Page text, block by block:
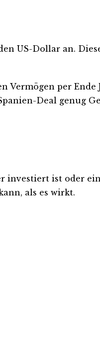
US-Dollar an.
Vermögen per Ende
Deal genug
investiert ist oder
als es wirkt.